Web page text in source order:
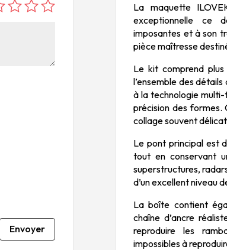
s
Envoyer
La maquette
exceptionnelle ce
imposantes et à son
pièce maîtresse
Le kit comprend
l’ensemble des
à la technologie
précision des formes.
collage souvent
Le pont principal est
tout en conservant
superstructures,
d’un excellent niveau
La boîte contient
chaîne d’ancre
reproduire les
impossibles à